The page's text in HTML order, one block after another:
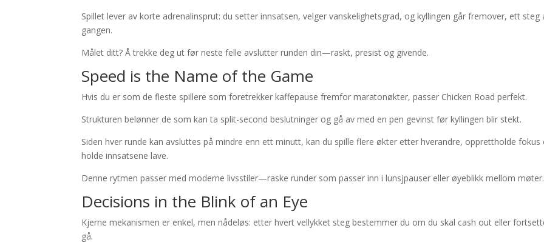
Spillet lever av korte adrenalinsprut: du setter innsatsen, velger vanskelighetsgrad, og kyllingen går fremover, ett steg
gangen.
Målet ditt? Å trekke deg ut før neste felle avslutter runden din—raskt, presist og givende.
Speed is the Name of the Game
Hvis du er som de fleste spillere som foretrekker kaffepause fremfor maratonøkter, passer Chicken Road perfekt.
Strukturen belønner de som kan ta split-second beslutninger og gå av med en pen gevinst før kyllingen blir stekt.
Siden hver runde kan avsluttes på mindre enn ett minutt, kan du spille flere økter etter hverandre, opprettholde fokus
holde innsatsene lave.
Denne rytmen passer med moderne livsstiler—raske runder som passer inn i lunsjpauser eller øyeblikk mellom møter.
Decisions in the Blink of an Eye
Kjerne mekanismen er enkel, men nådeløs: etter hvert vellykket steg bestemmer du om du skal cash out eller
gå.